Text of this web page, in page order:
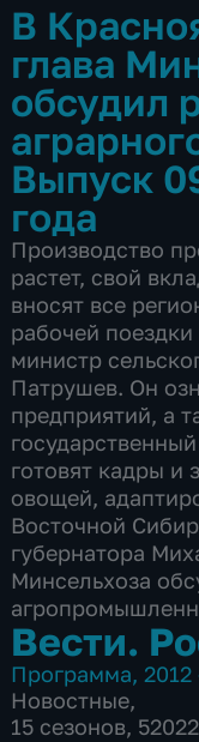
В
глава
обсудил
Выпуск
года
Производство
растет, свой
вносят все
рабочей
министр
Патрушев. Он
предприятий, а
готовят кадры и
овощей,
Восточной
губернатора
Минсельхоза
Вести.
Программа, 2012
Новостные,
15 сезонов,